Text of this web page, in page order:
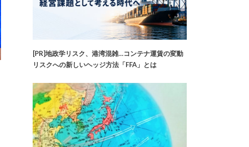
[PR]地政学リスク、港湾混雑…コンテナ運賃の変動
リスクへの新しいヘッジ方法「FFA」とは